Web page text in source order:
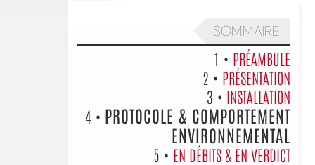
SOMMAIRE
1 • PRÉAMBULE
2 • PRÉSENTATION
3 • INSTALLATION
4 • PROTOCOLE & COMPORTEMENT
ENVIRONNEMENTAL
5 • EN DÉBITS & EN VERDICT